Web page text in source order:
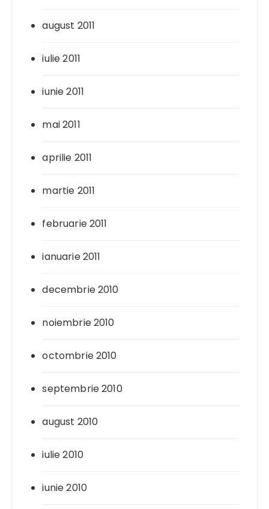
august 2011
iulie 2011
iunie 2011
mai 2011
aprilie 2011
martie 2011
februarie 2011
ianuarie 2011
decembrie 2010
noiembrie 2010
octombrie 2010
septembrie 2010
august 2010
iulie 2010
iunie 2010